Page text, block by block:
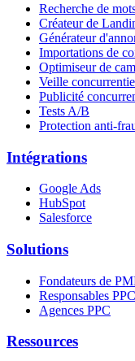
Recherche de
Créateur de
Générateur
Importations de
Optimiseur de
Veille
Publicité
Tests A/B
Protection anti-
Intégrations
Google Ads
HubSpot
Salesforce
Solutions
Fondateurs de
Responsables PPC
Agences PPC
Ressources